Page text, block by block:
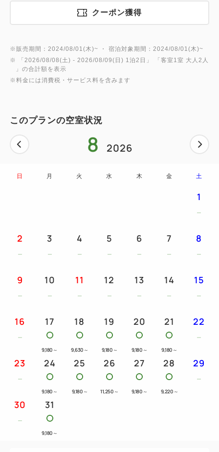
【このプランのおすすめポイント】
・着物レンタル＆翌日返却＆安心保証が宿泊代に含ま
※翌日返却：翌日午前11までにフロントにお持ち
いただければ返却完了です。
※安心保証：万が一、着物が汚れてしまっても安心
物内で迷う心配なし＆移動時間短縮！
・男性用の着物もご用意あり。カップル利用にもおす
すめです♪
【レンタル着物について】
を第3希望までお教え下さい。後日着付け時間を連絡
11名様以上のグループの場合は、2組以上に分か
れて別々の着付け時間で承りますので、それぞれご希
望の時間と人数をお教え下さい。
※混雑状況によってはお待ち頂く場合がございます。
◆レンタル商品：スタンダード着物、草履、足袋、長
襦袢、伊達締め、襟芯、帯、バッグ、肌着、腰紐、帯
板、ヘアセット（簡単なアップ）
※他の着物プランや本格ヘアセットをご希望の場合、
クーポン獲得
※販売期間：2024/08/01(木)~ ・ 宿泊対象期間：2024/08/01(木)~
※ 「 2026/08/08(土) - 2026/08/09(日) 1泊2日 」 「客室1室 大人2人
」の合計額を表示
※料金には消費税・サービス料を含みます
このプランの空室状況
8 2026
日 月 火 水 木 金 土
1
2 3 4 5 6 7 8
9 10 11 12 13 14 15
16 17
9,180 ～
18
9,630 ～
19
9,180 ～
20
9,180 ～
21
9,180 ～
22
23 24
9,180 ～
25
9,180 ～
26
11,250 ～
27
9,180 ～
28
9,220 ～
29
30 31
9,180 ～